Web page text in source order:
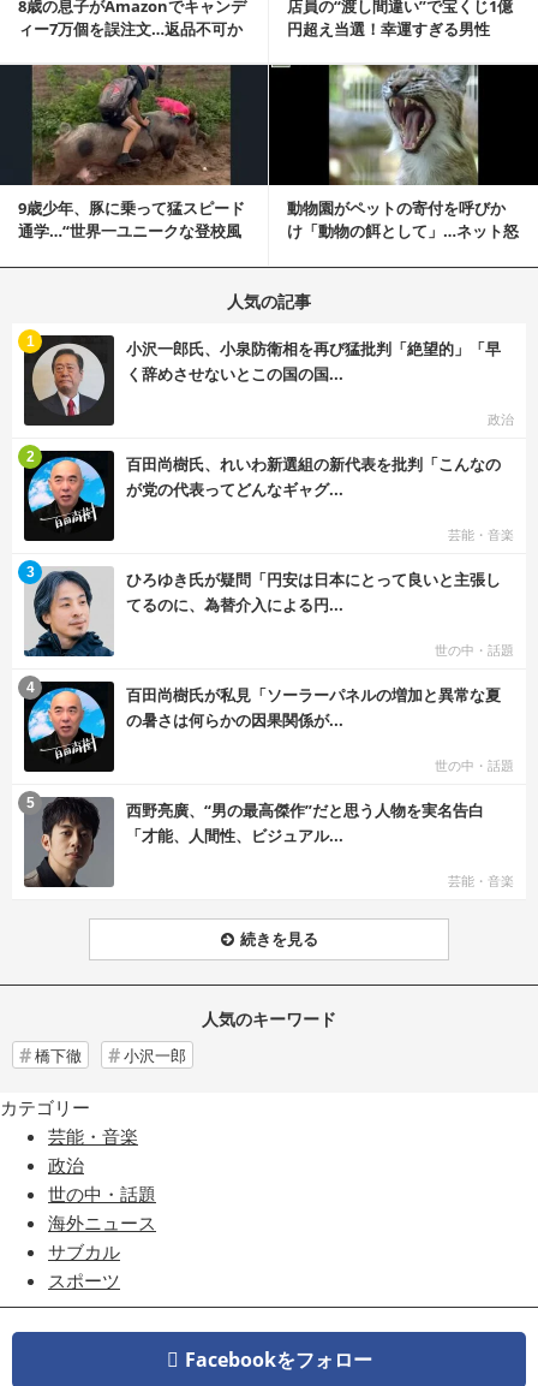
8歳の息子がAmazonでキャンデ
ィー7万個を誤注文…返品不可か
店員の“渡し間違い”で宝くじ1億
円超え当選！幸運すぎる男性
9歳少年、豚に乗って猛スピード
通学…“世界一ユニークな登校風
動物園がペットの寄付を呼びか
け「動物の餌として」…ネット怒
記事を読む
人気の記事
小沢一郎氏、小泉防衛相を再び猛批判「絶望的」「早
く辞めさせないとこの国の国...
政治
1
百田尚樹氏、れいわ新選組の新代表を批判「こんなの
が党の代表ってどんなギャグ...
芸能・音楽
2
ひろゆき氏が疑問「円安は日本にとって良いと主張し
てるのに、為替介入による円...
世の中・話題
3
百田尚樹氏が私見「ソーラーパネルの増加と異常な夏
の暑さは何らかの因果関係が...
世の中・話題
4
西野亮廣、“男の最高傑作”だと思う人物を実名告白
「才能、人間性、ビジュアル...
芸能・音楽
5
続きを見る
人気のキーワード
橋下徹 小沢一郎
カテゴリー
芸能・音楽
政治
世の中・話題
海外ニュース
サブカル
スポーツ
Facebookをフォロー